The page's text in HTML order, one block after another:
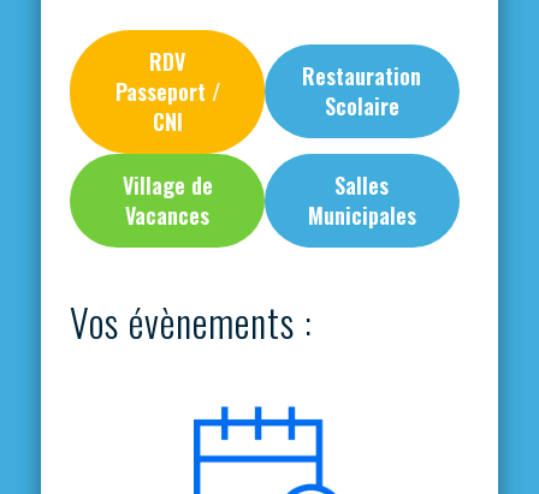
RDV
Passeport /
CNI
Restauration
Scolaire
Village de
Vacances
Salles
Municipales
Vos évènements :